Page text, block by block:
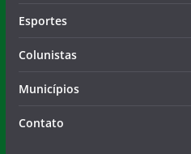
Esportes
Colunistas
Municípios
Contato